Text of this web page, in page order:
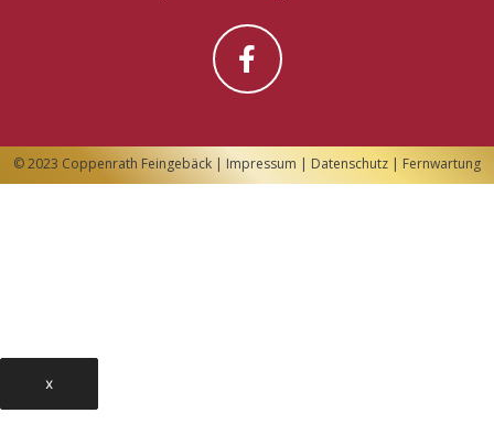
© 2023 Coppenrath Feingebäck | Impressum | Datenschutz | Fernwartung
x